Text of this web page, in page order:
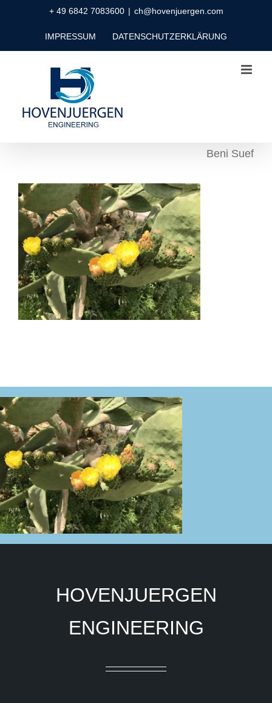
+ 49 6842 7083600 | ch@hovenjuergen.com
IMPRESSUM DATENSCHUTZERKLÄRUNG
Beni Suef
HOVENJUERGEN
ENGINEERING